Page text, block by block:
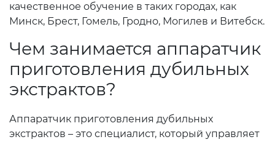
качественное обучение в таких городах, как
Минск, Брест, Гомель, Гродно, Могилев и Витебск.
Чем занимается аппаратчик
приготовления дубильных
экстрактов?
Аппаратчик приготовления дубильных
экстрактов – это специалист, который управляет